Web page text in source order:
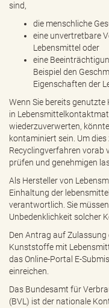
sind,
die menschliche
eine unvertretbare
Lebensmittel oder
eine
Beispiel den
Eigenschaften der
Wenn Sie bereits
in
wiederzuverwerten,
kontaminiert sein. Um
Recyclingverfahren vorab
prüfen und genehmigen
Als Hersteller von
Einhaltung der
verantwortlich. Sie
Unbedenklichkeit solcher
Den Antrag auf
Kunststoffe mit
das Online-Portal E-
einreichen.
Das Bundesamt für
(BVL) ist der nationale